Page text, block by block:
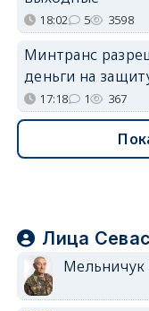
18:02 5 3598
Минтранс
деньги на
17:18 1 367
Лица
Мельничук